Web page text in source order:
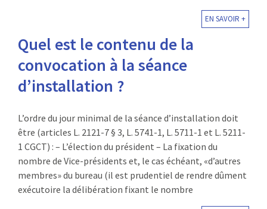
EN SAVOIR +
Quel est le contenu de la
convocation à la séance
d’installation ?
L’ordre du jour minimal de la séance d’installation doit
être (articles L. 2121-7 § 3, L. 5741-1, L. 5711-1 et L. 5211-
1 CGCT) : – L’élection du président – La fixation du
nombre de Vice-présidents et, le cas échéant, «d’autres
membres» du bureau (il est prudentiel de rendre dûment
exécutoire la délibération fixant le nombre